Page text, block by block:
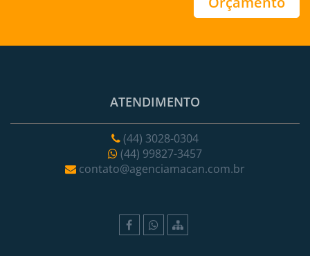
ATENDIMENTO
(44) 3028-0304
(44) 99827-3457
contato@agenciamacan.com.br